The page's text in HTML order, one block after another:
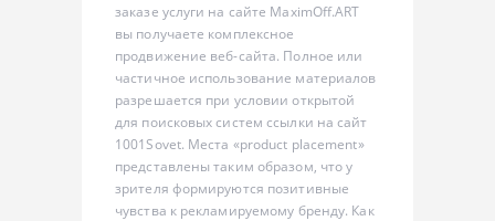
заказе услуги на сайте MaximOff.ART
вы получаете комплексное
продвижение веб-сайта. Полное или
частичное использование материалов
разрешается при условии открытой
для поисковых систем ссылки на сайт
1001Sovet. Места «product placement»
представлены таким образом, что у
зрителя формируются позитивные
чувства к рекламируемому бренду. Как